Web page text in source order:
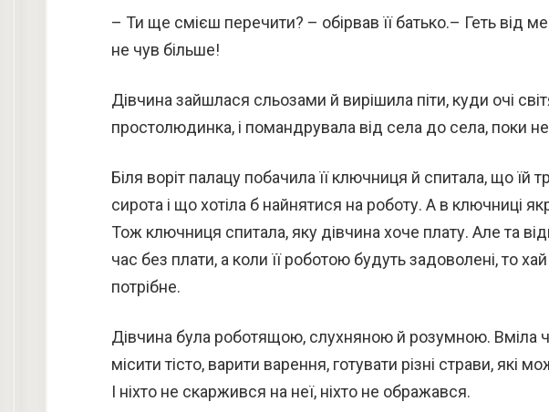
– Ти ще смієш перечити? – обірвав її батько.– Геть від
не чув більше!
Дівчина зайшлася сльозами й вирішила піти, куди очі
простолюдинка, і помандрувала від села до села, поки
Біля воріт палацу побачила її ключниця й спитала, що їй
сирота і що хотіла б найнятися на роботу. А в ключниці
Тож ключниця спитала, яку дівчина хоче плату. Але та
час без плати, а коли її роботою будуть задоволені, то
потрібне.
Дівчина була роботящою, слухняною й розумною. Вміла
місити тісто, варити варення, готувати різні страви, які
І ніхто не скаржився на неї, ніхто не ображався.